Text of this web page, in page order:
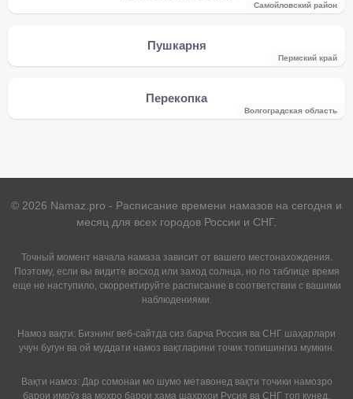
Самойловский район
Пушкарня
Пермский край
Перекопка
Волгоградская область
© 2026 Namaz.pro - Расписание времени намазов на сегодня и
месяц для всех городов России и СНГ.
Точный момент начала намаза зависит от вашего местонахождения.
Поэтому, если вы видите восход или заход солнца, но по таблице время
еще не наступило, скорректируйте расписание в соответствии с вашими
наблюдениями.
Намоз вақти: Бизнинг веб-сайтда сиз барча Россия ва СНГ шаҳарлари
учун бугун ва ой муддати намоз вақтларини точик топишингиз мумкин.
Вақти намоз: Дар сомонаи мо шумо метавонед вақти точики намозро
барои имрӯз ва моҳро барои ҳама шаҳрҳои Русия ва СНГ топ кунед.